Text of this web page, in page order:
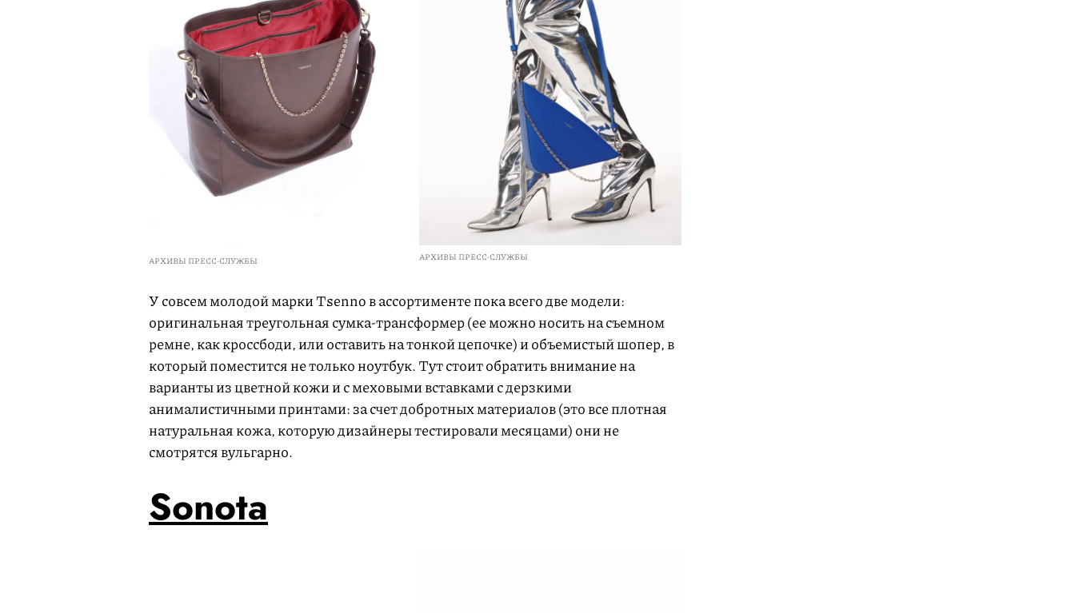
АРХИВЫ ПРЕСС-СЛУЖБЫ АРХИВЫ ПРЕСС-СЛУЖБЫ
У совсем молодой марки Tsenno в ассортименте пока всего две модели:
оригинальная треугольная сумка-трансформер (ее можно носить на съемном
ремне, как кроссбоди, или оставить на тонкой цепочке) и объемистый шопер, в
который поместится не только ноутбук. Тут стоит обратить внимание на
варианты из цветной кожи и с меховыми вставками с дерзкими
анималистичными принтами: за счет добротных материалов (это все плотная
натуральная кожа, которую дизайнеры тестировали месяцами) они не
смотрятся вульгарно.
Sonota